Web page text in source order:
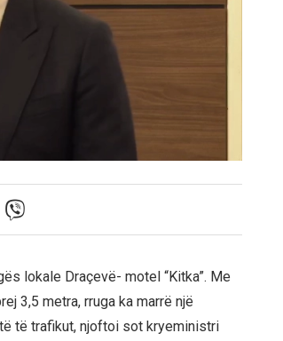
lokale Draçevë- motel “Kitka”. Me
3,5 metra, rruga ka marrë një
të trafikut, njoftoi sot kryeministri